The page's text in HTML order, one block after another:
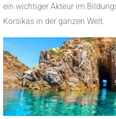
ein wichtiger Akteur im
Korsikas in der ganzen Welt.